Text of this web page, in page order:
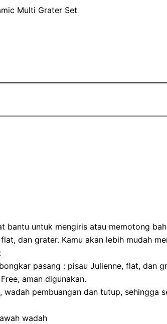
Multi Grater Set
bantu untuk mengiris atau memotong
dan grater. Kamu akan lebih mudah
pasang : pisau Julienne, flat, dan
aman digunakan.
wadah pembuangan dan tutup,
wadah